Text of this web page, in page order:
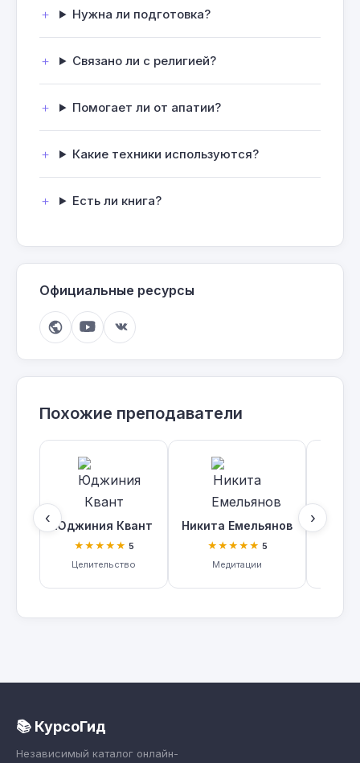
Нужна ли подготовка?
Связано ли с религией?
Помогает ли от апатии?
Какие техники используются?
Есть ли книга?
Официальные ресурсы
Похожие преподаватели
‹ Юджиния Квант
★★★★★ 5
Целительство
Никита Емельянов
★★★★★ 5
Медитации
›
📚 КурсоГид
Независимый каталог онлайн-